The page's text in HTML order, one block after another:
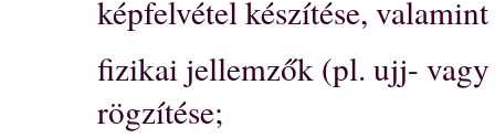
képfelvétel készítése,
fizikai jellemzők (pl. ujj-
rögzítése;